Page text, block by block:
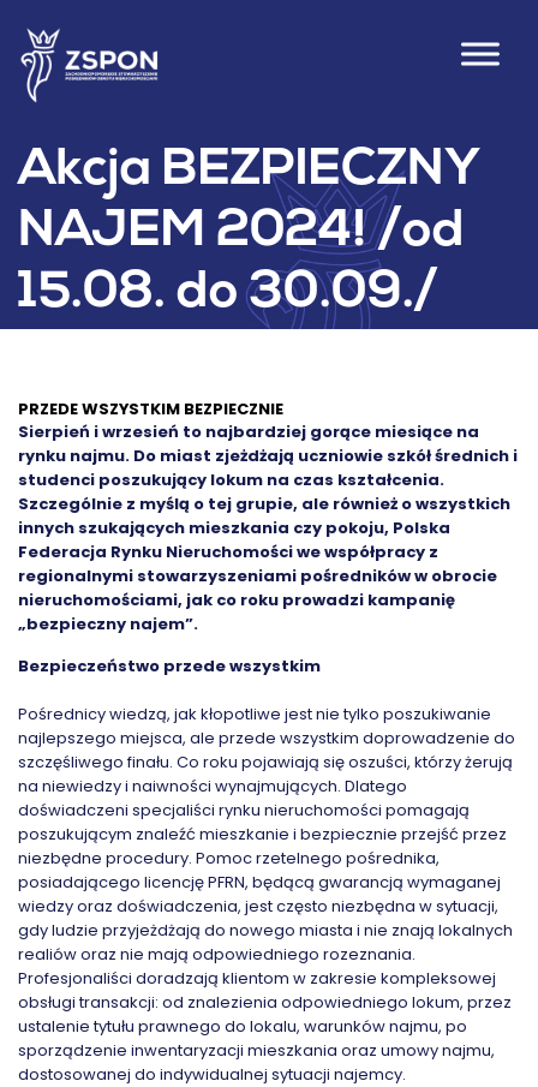
Akcja BEZPIECZNY
NAJEM 2024! /od
15.08. do 30.09./
PRZEDE WSZYSTKIM BEZPIECZNIE
Sierpień i wrzesień to najbardziej gorące miesiące na
rynku najmu. Do miast zjeżdżają uczniowie szkół średnich i
studenci poszukujący lokum na czas kształcenia.
Szczególnie z myślą o tej grupie, ale również o wszystkich
innych szukających mieszkania czy pokoju, Polska
Federacja Rynku Nieruchomości we współpracy z
regionalnymi stowarzyszeniami pośredników w obrocie
nieruchomościami, jak co roku prowadzi kampanię
„bezpieczny najem”.
Bezpieczeństwo przede wszystkim
Pośrednicy wiedzą, jak kłopotliwe jest nie tylko poszukiwanie
najlepszego miejsca, ale przede wszystkim doprowadzenie do
szczęśliwego finału. Co roku pojawiają się oszuści, którzy żerują
na niewiedzy i naiwności wynajmujących. Dlatego
doświadczeni specjaliści rynku nieruchomości pomagają
poszukującym znaleźć mieszkanie i bezpiecznie przejść przez
niezbędne procedury. Pomoc rzetelnego pośrednika,
posiadającego licencję PFRN, będącą gwarancją wymaganej
wiedzy oraz doświadczenia, jest często niezbędna w sytuacji,
gdy ludzie przyjeżdżają do nowego miasta i nie znają lokalnych
realiów oraz nie mają odpowiedniego rozeznania.
Profesjonaliści doradzają klientom w zakresie kompleksowej
obsługi transakcji: od znalezienia odpowiedniego lokum, przez
ustalenie tytułu prawnego do lokalu, warunków najmu, po
sporządzenie inwentaryzacji mieszkania oraz umowy najmu,
dostosowanej do indywidualnej sytuacji najemcy.